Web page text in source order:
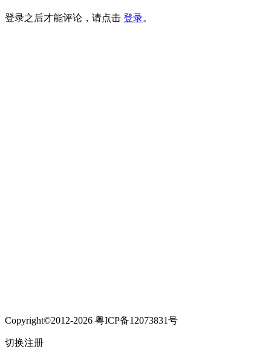
登录之后才能评论，请点击 登录。
Copyright©2012-2026 粤ICP备12073831号
切换注册